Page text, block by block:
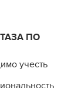
ПО
учесть